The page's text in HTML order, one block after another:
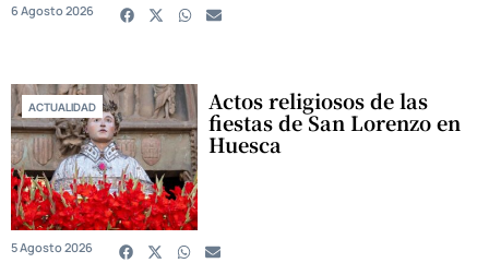
6 Agosto 2026
ACTUALIDAD Actos religiosos de las
fiestas de San Lorenzo en
Huesca
5 Agosto 2026